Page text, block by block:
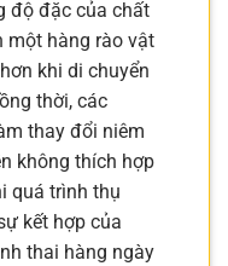
độ đặc của chất
một hàng rào vật
khi di chuyển
thời, các
thay đổi niêm
không thích hợp
quá trình thụ
kết hợp của
thai hàng ngày